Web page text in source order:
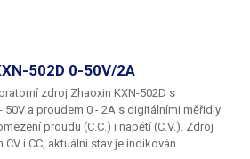
502D 0-50V/2A
zdroj Zhaoxin KXN-502D s
50V a proudem 0 - 2A s digitálními měřidly
proudu (C.C.) i napětí (C.V.). Zdroj
CV i CC, aktuální stav je indikován